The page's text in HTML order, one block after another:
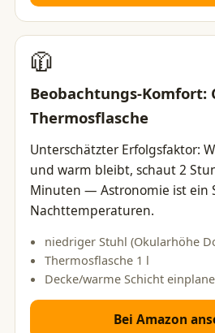
🧥
Beobachtungs-Komfort:
Thermosflasche
Unterschätzter Erfolgsfaktor:
und warm bleibt, schaut 2
Minuten — Astronomie ist ein
Nachttemperaturen.
niedriger Stuhl (Okularhöhe
Thermosflasche 1 l
Decke/warme Schicht
Bei Amazon